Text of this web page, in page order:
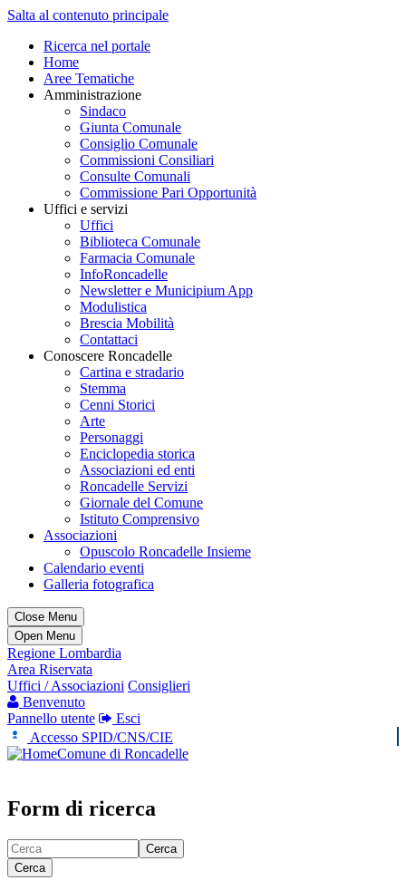
Salta al contenuto principale
Ricerca nel portale
Home
Aree Tematiche
Amministrazione
Sindaco
Giunta Comunale
Consiglio Comunale
Commissioni Consiliari
Consulte Comunali
Commissione Pari Opportunità
Uffici e servizi
Uffici
Biblioteca Comunale
Farmacia Comunale
InfoRoncadelle
Newsletter e Municipium App
Modulistica
Brescia Mobilità
Contattaci
Conoscere Roncadelle
Cartina e stradario
Stemma
Cenni Storici
Arte
Personaggi
Enciclopedia storica
Associazioni ed enti
Roncadelle Servizi
Giornale del Comune
Istituto Comprensivo
Associazioni
Opuscolo Roncadelle Insieme
Calendario eventi
Galleria fotografica
Close Menu
Open Menu
Regione Lombardia
Area Riservata
Uffici / Associazioni Consiglieri
Benvenuto
Pannello utente
Esci
Accesso SPID/CNS/CIE
Comune di Roncadelle
Form di ricerca
Cerca
Cerca